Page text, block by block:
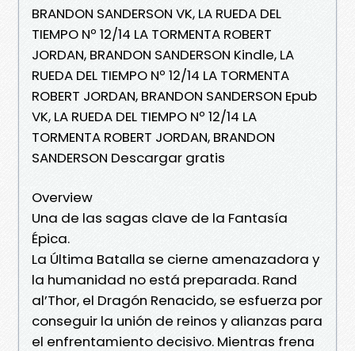
BRANDON SANDERSON VK, LA RUEDA DEL
TIEMPO Nº 12/14 LA TORMENTA ROBERT
JORDAN, BRANDON SANDERSON Kindle, LA
RUEDA DEL TIEMPO Nº 12/14 LA TORMENTA
ROBERT JORDAN, BRANDON SANDERSON Epub
VK, LA RUEDA DEL TIEMPO Nº 12/14 LA
TORMENTA ROBERT JORDAN, BRANDON
SANDERSON Descargar gratis
Overview
Una de las sagas clave de la Fantasía
Épica.
La Última Batalla se cierne amenazadora y
la humanidad no está preparada. Rand
al’Thor, el Dragón Renacido, se esfuerza por
conseguir la unión de reinos y alianzas para
el enfrentamiento decisivo. Mientras frena